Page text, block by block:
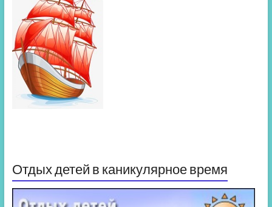
Отдых детей в каникулярное время